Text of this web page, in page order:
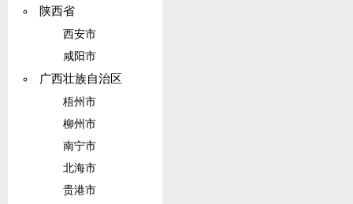
陕西省
西安市
咸阳市
广西壮族自治区
梧州市
柳州市
南宁市
北海市
贵港市